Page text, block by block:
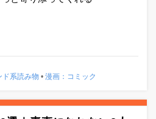
ド系読み物 • 漫画：コミック